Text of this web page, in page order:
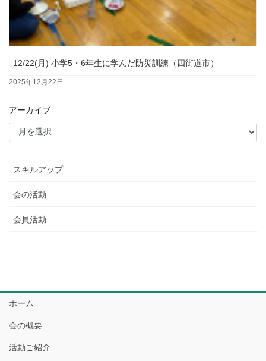
12/22(月) 小学5・6年生に学んだ防災訓練（四街道市）
2025年12月22日
アーカイブ
スキルアップ
会の活動
会員活動
ホーム
会の概要
活動ご紹介